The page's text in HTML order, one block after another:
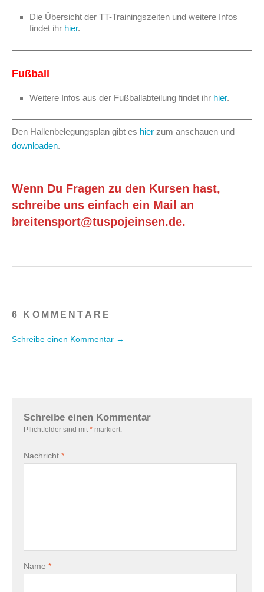
Die Übersicht der TT-Trainingszeiten und weitere Infos
findet ihr hier.
Fußball
Weitere Infos aus der Fußballabteilung findet ihr hier.
Den Hallenbelegungsplan gibt es hier zum anschauen und
downloaden.
Wenn Du Fragen zu den Kursen hast,
schreibe uns einfach ein Mail an
breitensport@tuspojeinsen.de.
6 KOMMENTARE
Schreibe einen Kommentar →
Schreibe einen Kommentar
Pflichtfelder sind mit * markiert.
Nachricht *
Name *